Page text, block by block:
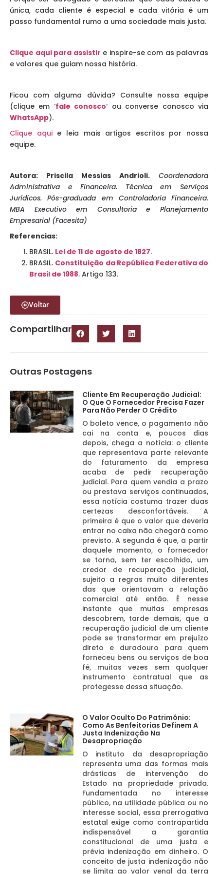
única, cada cliente é especial e cada vitória é um
passo fundamental rumo a uma sociedade mais justa.
Clique aqui para assistir e inspire-se com as palavras
e valores que guiam nossa história.
Ficou com alguma dúvida? Consulte nossa equipe
(clique em ‘fale conosco‘ ou converse conosco via
WhatsApp).
Clique aquie leia mais artigos escritos por nossa
equipe.
Autora: Priscila Messias Andrioli. Coordenadora
Administrativa e Financeira. Técnica em Serviços
Jurídicos. Pós-graduada em Controladoria Financeira.
MBA Executivo em Consultoria e Planejamento
Empresarial (Facesita)
Referencias:
BRASIL. Lei de 11 de agosto de 1827.
BRASIL. Constituição da República Federativa do
Brasil de 1988. Artigo 133.
Voltar
Compartilhar
Outras Postagens
Cliente Em Recuperação Judicial:
O Que O Fornecedor Precisa Fazer
Para Não Perder O Crédito
O boleto vence, o pagamento não
cai na conta e, poucos dias
depois, chega a notícia: o cliente
que representava parte relevante
do faturamento da empresa
acaba de pedir recuperação
judicial. Para quem vendia a prazo
ou prestava serviços continuados,
essa notícia costuma trazer duas
certezas desconfortáveis. A
primeira é que o valor que deveria
entrar no caixa não chegará como
previsto. A segunda é que, a partir
daquele momento, o fornecedor
se torna, sem ter escolhido, um
credor de recuperação judicial,
sujeito a regras muito diferentes
das que orientavam a relação
comercial até então. É nesse
instante que muitas empresas
descobrem, tarde demais, que a
recuperação judicial de um cliente
pode se transformar em prejuízo
direto e duradouro para quem
forneceu bens ou serviços de boa
fé, muitas vezes sem qualquer
instrumento contratual que as
protegesse dessa situação.
O Valor Oculto Do Patrimônio:
Como As Benfeitorias Definem A
Justa Indenização Na
Desapropriação
O instituto da desapropriação
representa uma das formas mais
drásticas de intervenção do
Estado na propriedade privada.
Fundamentada no interesse
público, na utilidade pública ou no
interesse social, essa prerrogativa
estatal exige como contrapartida
indispensável a garantia
constitucional de uma justa e
prévia indenização em dinheiro. O
conceito de justa indenização não
se limita ao valor venal da terra